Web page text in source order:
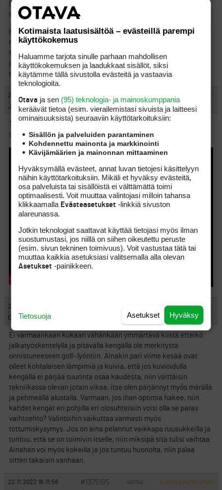
Luulen huomanneeni, että samalla kävelytyylillä saa aikaan
samat vauriot myös ruusukekenkiä käyttäen.
Kotiseurassani ovat teräspiikit aina olleet sallittuja kentillä,
muttei klubirakennuksessa. Nykyään asiasta ei enää ole klubin
sivuilla mitään mainintaa (tarkoittaen sitä, että käytäntöä ei
ainakaan ole tiukennettu). Itse käytän nappula- ja
ruusukekenkiä.
21.11.2022 23:11:17 #1375049 ILMOITA ASIATON VIESTI
Js009
Tässä vielä erinomainen video jalkatyön merkityksestä ja miten
tärkeä osa oikeasti pitävällä golfkengällä on siinä:
22.11.2022 10:18:32 ILMOITA ASIATON VIESTI
Opa_A
Ei varmaankaan kukaan vähänkään ymmärtävä kiistä etteikö
jalkatyöskentelyllä ja pitävällä kengällä ole merkitystä
onnistuneeseen golf- lyöntiin. Ainakin pari viime kesää ovat
olleet kohtalaisen lämpimiä ja kuivia, että jos kuvioidulla
kengällä ei pärjää suurinta osaa kaudesta, niin väittäisin
tekniikassa olevan jotain vikaa, itse olen pärjännyt myös märällä
ja pehmeällä alustalla. Varmaan, jos ihan optimia hakee, niin
kahdet kengät eri pohjilla eri olosuhteisiin voisi olla se paras
vaihtoehto? Valintoihin vaikuttaa varmasti myös
tottumiskysymys. Jos on aina pelannut vaikkapa ruusukkeilla ja
tuntuu, että se on toimivin itselle, niin miksipä sitä tulisi vaihtaa.
Ainahan voi myös kokeilla ja jos tuntuu huonolta, niin palaa
sitten takaisin vanhaan.
22.11.2022 16:11:56 #1375105 VASTAA ILMOITA ASIATON VIESTI
Kotimaista laatusisältöä – evästeillä parempi
käyttökokemus
Haluamme tarjota sinulle parhaan mahdollisen
käyttökokemuksen ja laadukkaat sisällöt, siksi
käytämme tällä sivustolla evästeitä ja vastaavia
teknologioita.
Otava ja sen (95) teknologia- ja mainoskumppania
keräävät tietoa (esim. vierailemis­tasi sivuista ja laitteesi
ominaisuuk­sista) seuraaviin käyttötarkoituksiin:
Sisällön ja palveluiden parantaminen
Kohdennettu mainonta ja markkinointi
Kävijämäärien ja mainonnan mittaaminen
Hyväksymällä evästeet, annat luvan tietojesi käsittelyyn
näihin käyttötarkoituksiin. Mikäli et hyväksy evästeitä,
osa palveluista tai sisällöistä ei välttämättä toimi
optimaalisesti. Voit muuttaa valintojasi milloin tahansa
klikkaamalla Evästeasetukset -linkkiä sivuston
alareunassa.
Jotkin teknologiat saattavat käyttää tietojasi myös ilman
suostumustasi, jos niillä on siihen oikeutettu peruste
(esim. sivun tekninen toimivuus). Voit vastustaa tätä tai
muuttaa kaikkia asetuksiasi valitsemalla alla olevan
Asetukset -painikkeen.
Hyväksy
Asetukset
Tietosuoja